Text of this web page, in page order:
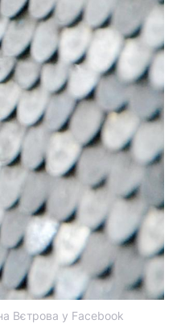
Вєтрова у Facebook